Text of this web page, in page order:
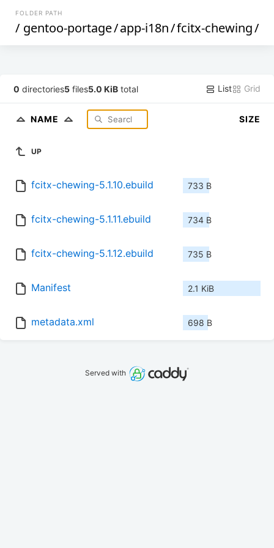
FOLDER PATH
/ gentoo-portage/app-i18n/fcitx-chewing/
0 directories5 files5.0 KiB total List Grid
NAME SIZE
UP
fcitx-chewing-5.1.10.ebuild 733 B
fcitx-chewing-5.1.11.ebuild 734 B
fcitx-chewing-5.1.12.ebuild 735 B
Manifest 2.1 KiB
metadata.xml 698 B
Served with